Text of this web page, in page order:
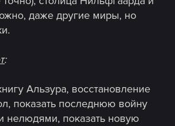
даже другие миры, но
:
Альзура, восстановление
показать последнюю войну
показать новую